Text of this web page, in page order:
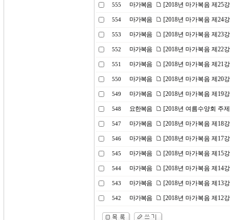
555 마가복음 [2018년 마가복음 제25
554 마가복음 [2018년 마가복음 제24
553 마가복음 [2018년 마가복음 제23
552 마가복음 [2018년 마가복음 제22
551 마가복음 [2018년 마가복음 제21
550 마가복음 [2018년 마가복음 제20
549 마가복음 [2018년 마가복음 제19
548 요한복음 [2018년 여름수양회 주
547 마가복음 [2018년 마가복음 제18
546 마가복음 [2018년 마가복음 제17
545 마가복음 [2018년 마가복음 제15
544 마가복음 [2018년 마가복음 제14
543 마가복음 [2018년 마가복음 제13
542 마가복음 [2018년 마가복음 제12